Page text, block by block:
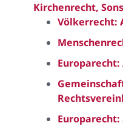
Kirchenrecht,
Völkerrecht:
Europarecht: